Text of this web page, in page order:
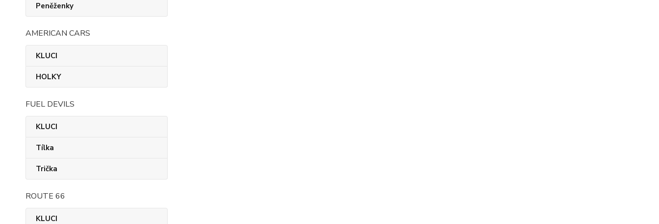
Peněženky
AMERICAN CARS
KLUCI
HOLKY
FUEL DEVILS
KLUCI
Tílka
Trička
ROUTE 66
KLUCI